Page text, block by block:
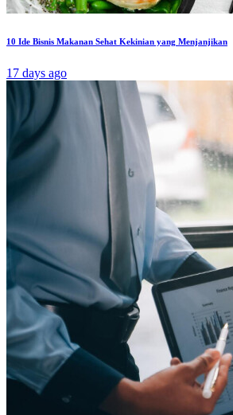
10 Ide Bisnis Makanan Sehat Kekinian yang Menjanjikan
17 days ago